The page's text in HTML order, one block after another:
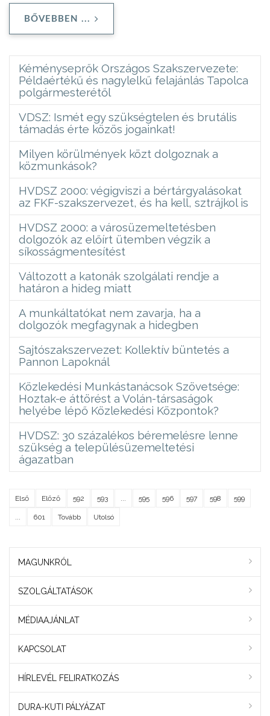
BŐVEBBEN ...
Kéményseprők Országos Szakszervezete:
Példaértékű és nagylelkű felajánlás Tapolca
polgármesterétől
VDSZ: Ismét egy szükségtelen és brutális
támadás érte közös jogainkat!
Milyen körülmények közt dolgoznak a
közmunkások?
HVDSZ 2000: végigviszi a bértárgyalásokat
az FKF-szakszervezet, és ha kell, sztrájkol is
HVDSZ 2000: a városüzemeltetésben
dolgozók az előírt ütemben végzik a
síkosságmentesítést
Változott a katonák szolgálati rendje a
határon a hideg miatt
A munkáltatókat nem zavarja, ha a
dolgozók megfagynak a hidegben
Sajtószakszervezet: Kollektív büntetés a
Pannon Lapoknál
Közlekedési Munkástanácsok Szövetsége:
Hoztak-e áttörést a Volán-társaságok
helyébe lépő Közlekedési Központok?
HVDSZ: 30 százalékos béremelésre lenne
szükség a településüzemeltetési
ágazatban
Első Előző 592 593 595 596 597 598 599
601 Tovább Utolsó
MAGUNKRÓL
SZOLGÁLTATÁSOK
MÉDIAAJÁNLAT
KAPCSOLAT
HÍRLEVÉL FELIRATKOZÁS
DURA-KUTI PÁLYÁZAT